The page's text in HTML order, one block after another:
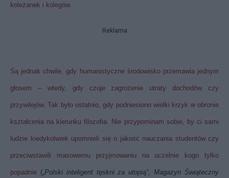
koleżanek i kolegów.
Reklama
Są jednak chwile, gdy humanistyczne środowisko przemawia jednym
głosem – wtedy, gdy czuje zagrożenie utraty dochodów czy
przywilejów. Tak było ostatnio, gdy podniesiono wielki krzyk w obronie
kształcenia na kierunku filozofia. Nie przypominam sobie, by ci sami
ludzie kiedykolwiek upomnieli się o jakość nauczania studentów czy
przeciwstawili masowemu przyjmowaniu na uczelnie kogo tylko
popadnie („Polski inteligent tęskni za utopią”, Magazyn Świąteczny